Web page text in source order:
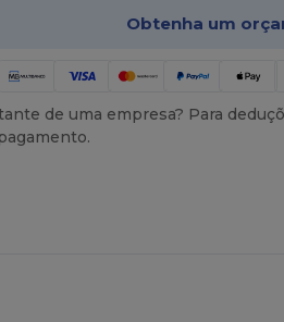
Obtenha um
de uma empresa? Para